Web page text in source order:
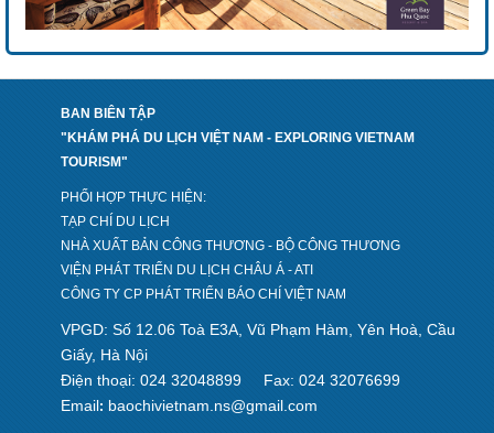
BAN BIÊN TẬP
"KHÁM PHÁ DU LỊCH VIỆT NAM - EXPLORING VIETNAM
TOURISM"
PHỐI HỢP THỰC HIỆN:
TẠP CHÍ DU LỊCH
NHÀ XUẤT BẢN CÔNG THƯƠNG - BỘ CÔNG THƯƠNG
VIỆN PHÁT TRIỂN DU LỊCH CHÂU Á - ATI
CÔNG TY CP PHÁT TRIỂN BÁO CHÍ VIỆT NAM
VPGD: Số 12.06 Toà E3A, Vũ Phạm Hàm, Yên Hoà, Cầu
Giấy, Hà Nội
Điện thoại: 024 32048899
Fax: 024 32076699
Email: baochivietnam.ns@gmail.com